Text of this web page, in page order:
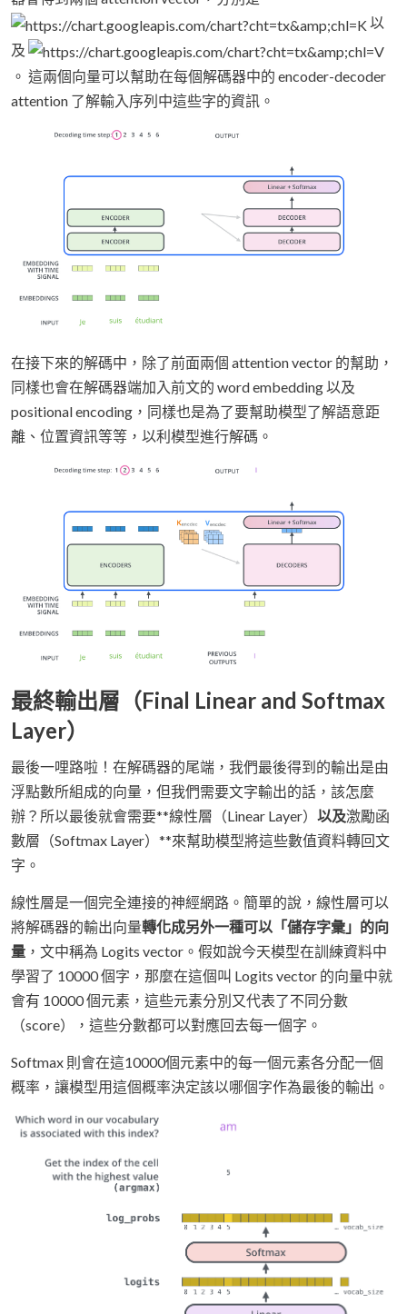
以
及
。 這兩個向量可以幫助在每個解碼器中的 encoder-decoder
attention 了解輸入序列中這些字的資訊。
在接下來的解碼中，除了前面兩個 attention vector 的幫助，
同樣也會在解碼器端加入前文的 word embedding 以及
positional encoding，同樣也是為了要幫助模型了解語意距
離、位置資訊等等，以利模型進行解碼。
最終輸出層（Final Linear and Softmax
Layer）
最後一哩路啦！在解碼器的尾端，我們最後得到的輸出是由
浮點數所組成的向量，但我們需要文字輸出的話，該怎麼
辦？所以最後就會需要**線性層（Linear Layer） 以及激勵函
數層（Softmax Layer）**來幫助模型將這些數值資料轉回文
字。
線性層是一個完全連接的神經網路。簡單的說，線性層可以
將解碼器的輸出向量轉化成另外一種可以「儲存字彙」的向
量 ，文中稱為 Logits vector。假如說今天模型在訓練資料中
學習了 10000 個字，那麼在這個叫 Logits vector 的向量中就
會有 10000 個元素，這些元素分別又代表了不同分數
（score），這些分數都可以對應回去每一個字。
Softmax 則會在這10000個元素中的每一個元素各分配一個
概率，讓模型用這個概率決定該以哪個字作為最後的輸出。